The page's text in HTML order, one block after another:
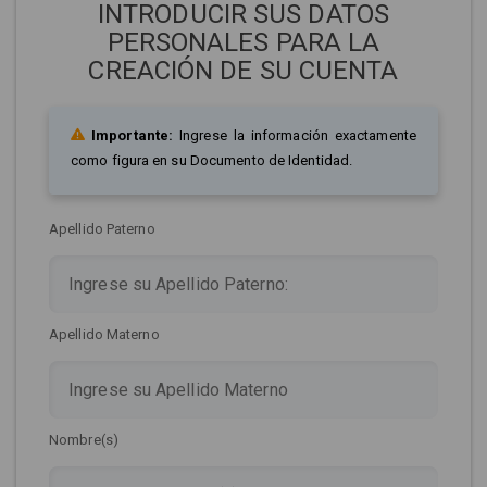
INTRODUCIR SUS DATOS
PERSONALES PARA LA
CREACIÓN DE SU CUENTA
Importante: Ingrese la información exactamente
como figura en su Documento de Identidad.
Apellido Paterno
Apellido Materno
Nombre(s)